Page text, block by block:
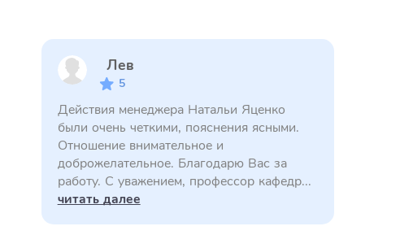
Лев
5
Действия менеджера Натальи Яценко
были очень четкими, пояснения ясными.
Отношение внимательное и
доброжелательное. Благодарю Вас за
работу. С уважением, профессор кафедр...
читать далее